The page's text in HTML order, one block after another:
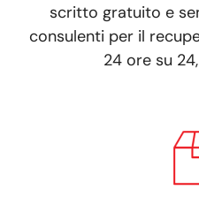
scritto gratuito e
consulenti per il
24 ore su